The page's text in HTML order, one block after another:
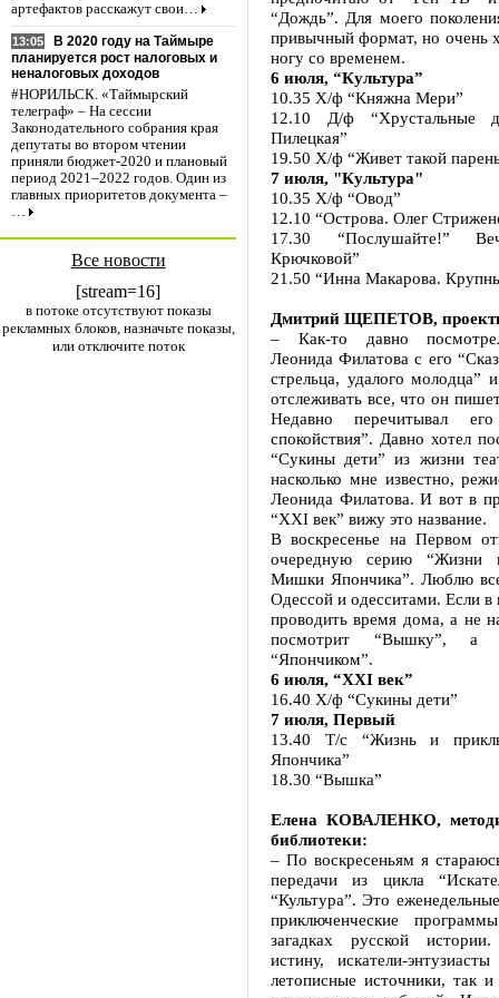
артефактов расскажут свои…
13:05
В 2020 году на Таймыре
планируется рост налоговых и
неналоговых доходов
#НОРИЛЬСК. «Таймырский
телеграф» – На сессии
Законодательного собрания края
депутаты во втором чтении
приняли бюджет-2020 и плановый
период 2021–2022 годов. Один из
главных приоритетов документа –
…
Все новости
[stream=16]
в потоке отсутствуют показы
рекламных блоков, назначьте показы,
или отключите поток
“Дождь”. Для моего
привычный формат, но очень
ногу со временем.
6 июля, “Культура”
10.35 Х/ф “Княжна Мери”
12.10 Д/ф “Хрустальные
Пилецкая”
19.50 Х/ф “Живет такой
7 июля, "Культура"
10.35 Х/ф “Овод”
12.10 “Острова. Олег
17.30 “Послушайте!”
Крючковой”
21.50 “Инна Макарова.
Дмитрий ЩЕПЕТОВ,
– Как-то давно
Леонида Филатова с его
стрельца, удалого молодца”
отслеживать все, что он
Недавно перечитывал его
спокойствия”. Давно хотел
“Сукины дети” из жизни
насколько мне известно,
Леонида Филатова. И вот в
“ХХI век” вижу это название.
В воскресенье на Первом
очередную серию “Жизни
Мишки Япончика”. Люблю
Одессой и одесситами. Если
проводить время дома, а не
посмотрит “Вышку”, а
“Япончиком”.
6 июля, “ХХI век”
16.40 Х/ф “Сукины дети”
7 июля, Первый
13.40 Т/с “Жизнь и
Япончика”
18.30 “Вышка”
Елена КОВАЛЕНКО,
библиотеки:
– По воскресеньям я
передачи из цикла
“Культура”. Это
приключенческие
загадках русской
истину, искатели-
летописные источники, так